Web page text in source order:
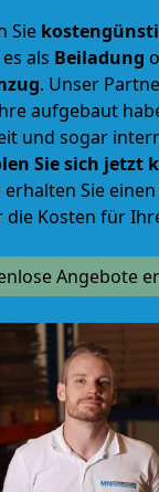
Sie
als Beiladung
. Unser
aufgebaut
und sogar
Sie sich jetzt
erhalten Sie
die Kosten für
Angebote